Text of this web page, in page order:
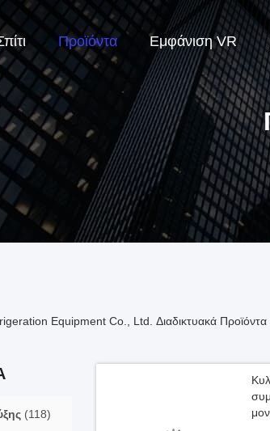
Προϊόντα Εμφάνιση VR
Equipment Co., Ltd. Διαδικτυακά Προϊόντα
(118)